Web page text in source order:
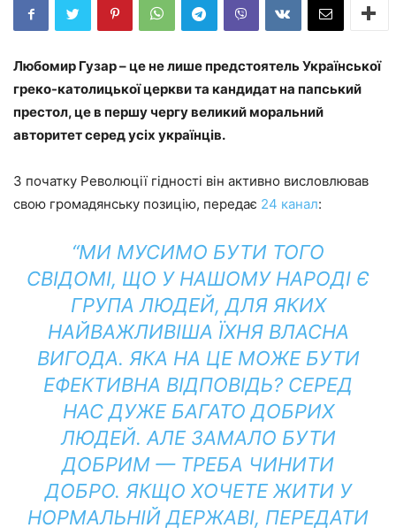
Любомир Гузар – це не лише предстоятель Української
греко-католицької церкви та кандидат на папський
престол, це в першу чергу великий моральний
авторитет серед усіх українців.
З початку Революції гідності він активно висловлював
свою громадянську позицію, передає 24 канал:
“МИ МУСИМО БУТИ ТОГО
СВІДОМІ, ЩО У НАШОМУ НАРОДІ Є
ГРУПА ЛЮДЕЙ, ДЛЯ ЯКИХ
НАЙВАЖЛИВІША ЇХНЯ ВЛАСНА
ВИГОДА. ЯКА НА ЦЕ МОЖЕ БУТИ
ЕФЕКТИВНА ВІДПОВІДЬ? СЕРЕД
НАС ДУЖЕ БАГАТО ДОБРИХ
ЛЮДЕЙ. АЛЕ ЗАМАЛО БУТИ
ДОБРИМ — ТРЕБА ЧИНИТИ
ДОБРО. ЯКЩО ХОЧЕТЕ ЖИТИ У
НОРМАЛЬНІЙ ДЕРЖАВІ, ПЕРЕДАТИ